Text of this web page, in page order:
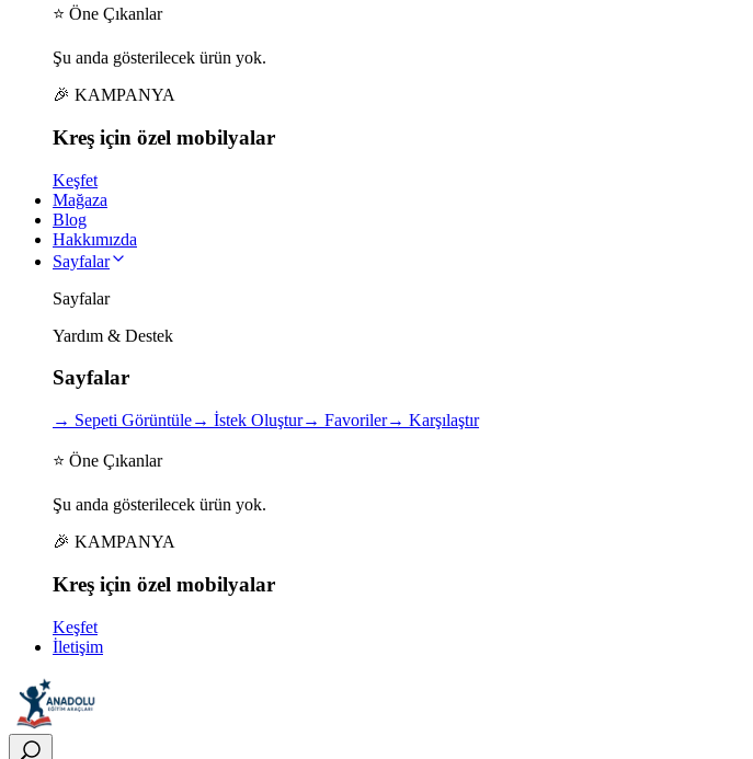
⭐ Öne Çıkanlar
Şu anda gösterilecek ürün yok.
🎉 KAMPANYA
Kreş için özel mobilyalar
Keşfet
Mağaza
Blog
Hakkımızda
Sayfalar
Sayfalar
Yardım & Destek
Sayfalar
→ Sepeti Görüntüle→ İstek Oluştur→ Favoriler→ Karşılaştır
⭐ Öne Çıkanlar
Şu anda gösterilecek ürün yok.
🎉 KAMPANYA
Kreş için özel mobilyalar
Keşfet
İletişim